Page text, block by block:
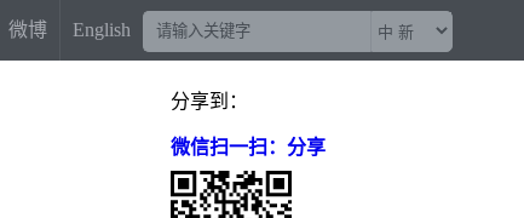
微博 English
分享到：
微信扫一扫：分享